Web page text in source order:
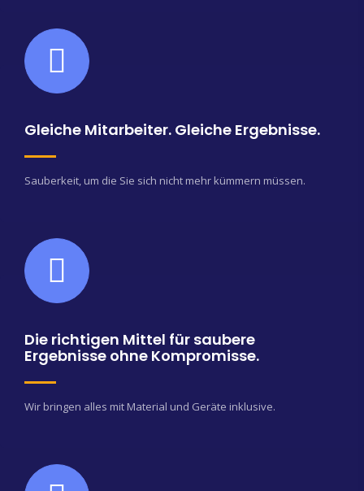
Gleiche Mitarbeiter. Gleiche Ergebnisse.
Sauberkeit, um die Sie sich nicht mehr kümmern müssen.
Die richtigen Mittel für saubere
Ergebnisse ohne Kompromisse.
Wir bringen alles mit Material und Geräte inklusive.